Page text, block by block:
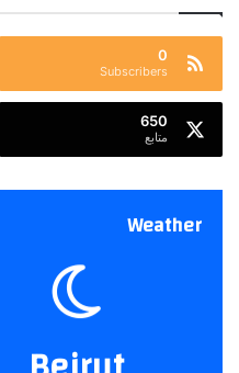
0
Subscribers
650
متابع
Weather